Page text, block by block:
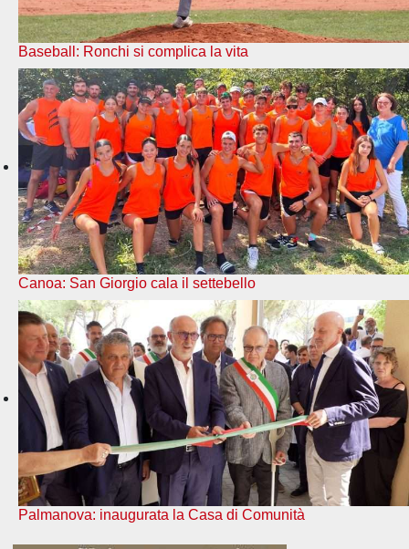
Baseball: Ronchi si complica la vita
Canoa: San Giorgio cala il settebello
Palmanova: inaugurata la Casa di Comunità